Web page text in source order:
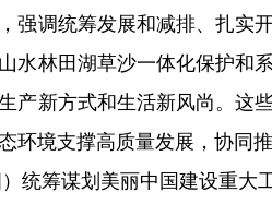
强调统筹发展和减排、扎实
水林田湖草沙一体化保护和
产新方式和生活新风尚。这
环境支撑高质量发展，协同
筹谋划美丽中国建设重大工